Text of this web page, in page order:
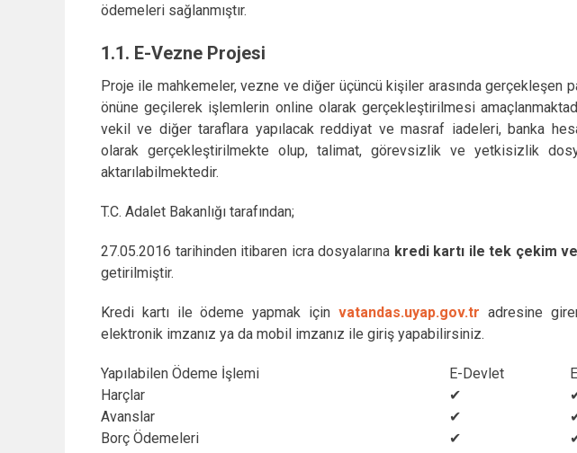
ödemeleri sağlanmıştır.
1.1. E-Vezne Projesi
Proje ile mahkemeler, vezne ve diğer üçüncü kişiler arasında gerçekleşen
önüne geçilerek işlemlerin online olarak gerçekleştirilmesi
vekil ve diğer taraflara yapılacak reddiyat ve masraf iadeleri, banka
olarak gerçekleştirilmekte olup, talimat, görevsizlik ve yetkisizlik
aktarılabilmektedir.
T.C. Adalet Bakanlığı tarafından;
27.05.2016 tarihinden itibaren icra dosyalarına kredi kartı ile tek çekim
getirilmiştir.
Kredi kartı ile ödeme yapmak için vatandas.uyap.gov.tr adresine
elektronik imzanız ya da mobil imzanız ile giriş yapabilirsiniz.
Yapılabilen Ödeme İşlemi E-Devlet
Harçlar
✔
Avanslar
✔
Borç Ödemeleri
✔